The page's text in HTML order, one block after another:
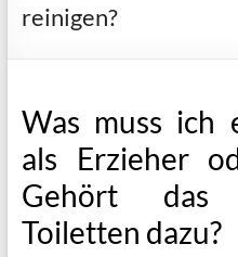
reinigen?
Was muss ich
als Erzieher
Gehört das
Toiletten dazu?